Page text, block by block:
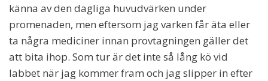
känna av den dagliga huvudvärken under
promenaden, men eftersom jag varken får äta eller
ta några mediciner innan provtagningen gäller det
att bita ihop. Som tur är det inte så lång kö vid
labbet när jag kommer fram och jag slipper in efter